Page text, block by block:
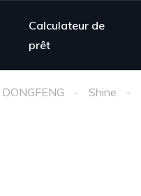
Calculateur de
prêt
DONGFENG Shine